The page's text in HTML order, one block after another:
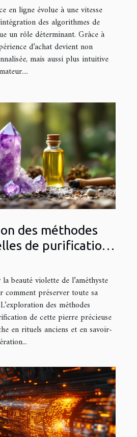
en ligne évolue à une vitesse
des algorithmes de
un rôle déterminant. Grâce à
d’achat devient non
mais aussi plus intuitive
des méthodes
de purification
beauté violette de l’améthyste
comment préserver toute sa
des méthodes
de cette pierre précieuse
en rituels anciens et en savoir-